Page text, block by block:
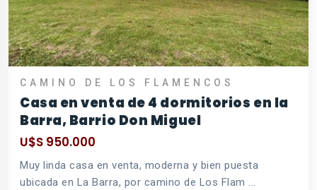
CAMINO DE LOS FLAMENCOS
Casa en venta de 4 dormitorios en la
Barra, Barrio Don Miguel
U$S 950.000
Muy linda casa en venta, moderna y bien puesta
ubicada en La Barra, por camino de Los Flam ...